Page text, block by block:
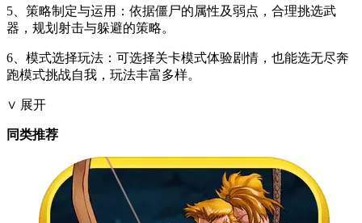
5、策略制定与运用：依据僵尸的属性及弱点，合理挑选武
器，规划射击与躲避的策略。
6、模式选择玩法：可选择关卡模式体验剧情，也能选无尽奔
跑模式挑战自我，玩法丰富多样。
∨ 展开
同类推荐